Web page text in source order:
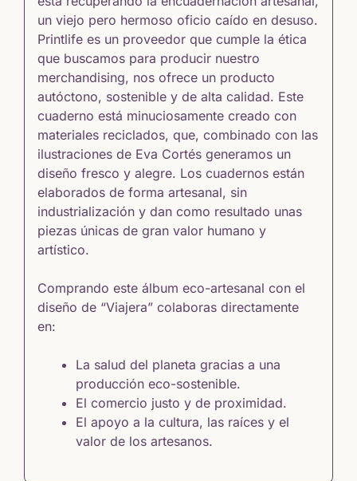
un viejo pero hermoso oficio caído en desuso.
Printlife es un proveedor que cumple la ética
que buscamos para producir nuestro
merchandising, nos ofrece un producto
autóctono, sostenible y de alta calidad. Este
cuaderno está minuciosamente creado con
materiales reciclados, que, combinado con las
ilustraciones de Eva Cortés generamos un
diseño fresco y alegre. Los cuadernos están
elaborados de forma artesanal, sin
industrialización y dan como resultado unas
piezas únicas de gran valor humano y
artístico.
Comprando este álbum eco-artesanal con el
diseño de “Viajera” colaboras directamente
en:
La salud del planeta gracias a una
producción eco-sostenible.
El comercio justo y de proximidad.
El apoyo a la cultura, las raíces y el
valor de los artesanos.